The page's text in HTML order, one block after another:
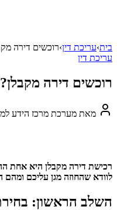
בית›עריכת דין›רוכשים דירה
עריכת דין
רוכשים דירה
מאת מערכת מרכז הידע
רכישת דירה מקבלן היא אחת
לוודא שהחוזה מגן עליכם ומהם
השלב הראשון: